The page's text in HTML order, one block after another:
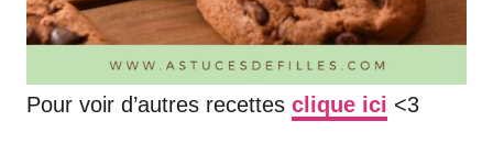
Pour voir d’autres recettes clique ici <3